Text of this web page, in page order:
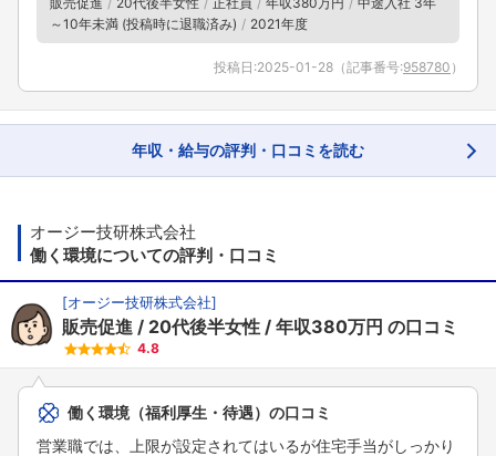
～10年未満 (投稿時に退職済み)
2021年度
投稿日:2025-01-28 （記事番号:958780 ）
年収・給与の評判・口コミを読む
オージー技研株式会社
働く環境についての評判・口コミ
[オージー技研株式会社]
販売促進 20代後半女性 年収380万円 の口コミ
4.8
働く環境（福利厚生・待遇）の口コミ
営業職では、上限が設定されてはいるが住宅手当がしっかり